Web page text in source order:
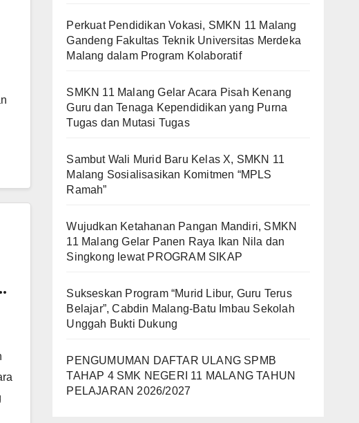
Perkuat Pendidikan Vokasi, SMKN 11 Malang
Gandeng Fakultas Teknik Universitas Merdeka
Malang dalam Program Kolaboratif
SMKN 11 Malang Gelar Acara Pisah Kenang
Guru dan Tenaga Kependidikan yang Purna
Tugas dan Mutasi Tugas
Sambut Wali Murid Baru Kelas X, SMKN 11
Malang Sosialisasikan Komitmen “MPLS
Ramah”
Wujudkan Ketahanan Pangan Mandiri, SMKN
11 Malang Gelar Panen Raya Ikan Nila dan
Singkong lewat PROGRAM SIKAP
Sukseskan Program “Murid Libur, Guru Terus
Belajar”, Cabdin Malang-Batu Imbau Sekolah
Unggah Bukti Dukung
PENGUMUMAN DAFTAR ULANG SPMB
TAHAP 4 SMK NEGERI 11 MALANG TAHUN
PELAJARAN 2026/2027